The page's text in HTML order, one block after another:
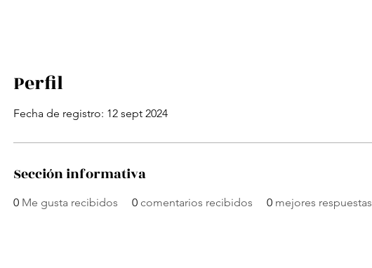
Perfil
Fecha de registro: 12 sept 2024
Sección informativa
0 Me gusta recibidos 0 comentarios recibidos 0 mejores respuestas